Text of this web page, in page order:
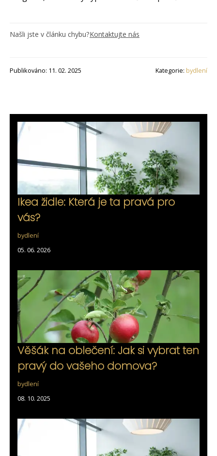
Našli jste v článku chybu?Kontaktujte nás
Publikováno: 11. 02. 2025 Kategorie: bydlení
Ikea židle: Která je ta pravá pro
vás?
bydlení
05. 06. 2026
Věšák na oblečení: Jak si vybrat ten
pravý do vašeho domova?
bydlení
08. 10. 2025